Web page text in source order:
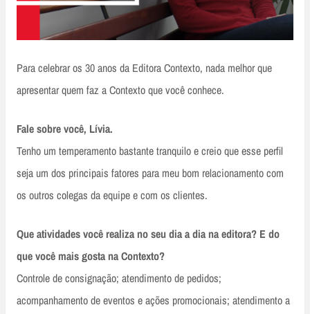
Para celebrar os 30 anos da Editora Contexto, nada melhor que
apresentar quem faz a Contexto que você conhece.
Fale sobre você, Lívia.
Tenho um temperamento bastante tranquilo e creio que esse perfil
seja um dos principais fatores para meu bom relacionamento com
os outros colegas da equipe e com os clientes.
Que atividades você realiza no seu dia a dia na editora? E do
que você mais gosta na Contexto?
Controle de consignação; atendimento de pedidos;
acompanhamento de eventos e ações promocionais; atendimento a